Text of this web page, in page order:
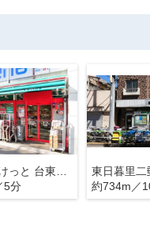
5分
東日暮里二
約734m／